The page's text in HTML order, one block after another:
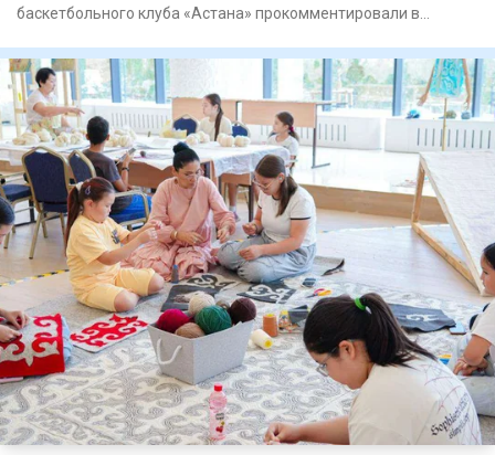
баскетбольного клуба «Астана» прокомментировали в